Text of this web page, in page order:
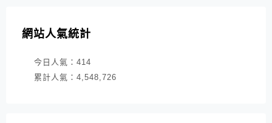
網站人氣統計
今日人氣： 414
累計人氣： 4,548,726